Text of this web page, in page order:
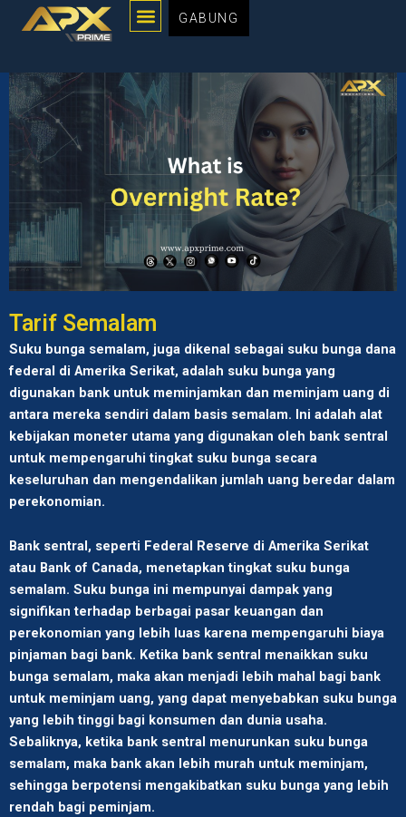
Lewati
MenuGABUNG
Tarif Semalam
Suku bunga semalam, juga dikenal sebagai suku bunga dana
federal di Amerika Serikat, adalah suku bunga yang
digunakan bank untuk meminjamkan dan meminjam uang di
antara mereka sendiri dalam basis semalam. Ini adalah alat
kebijakan moneter utama yang digunakan oleh bank sentral
untuk mempengaruhi tingkat suku bunga secara
keseluruhan dan mengendalikan jumlah uang beredar dalam
perekonomian.
Bank sentral, seperti Federal Reserve di Amerika Serikat
atau Bank of Canada, menetapkan tingkat suku bunga
semalam. Suku bunga ini mempunyai dampak yang
signifikan terhadap berbagai pasar keuangan dan
perekonomian yang lebih luas karena mempengaruhi biaya
pinjaman bagi bank. Ketika bank sentral menaikkan suku
bunga semalam, maka akan menjadi lebih mahal bagi bank
untuk meminjam uang, yang dapat menyebabkan suku bunga
yang lebih tinggi bagi konsumen dan dunia usaha.
Sebaliknya, ketika bank sentral menurunkan suku bunga
semalam, maka bank akan lebih murah untuk meminjam,
sehingga berpotensi mengakibatkan suku bunga yang lebih
rendah bagi peminjam.